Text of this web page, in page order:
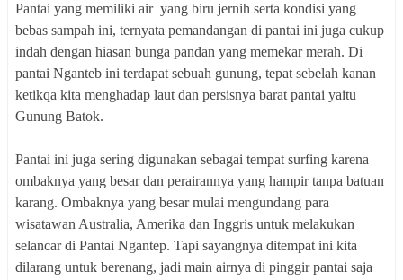
Pantai yang memiliki air yang biru jernih serta kondisi yang
bebas sampah ini, ternyata pemandangan di pantai ini juga cukup
indah dengan hiasan bunga pandan yang memekar merah. Di
pantai Nganteb ini terdapat sebuah gunung, tepat sebelah kanan
ketikqa kita menghadap laut dan persisnya barat pantai yaitu
Gunung Batok.
Pantai ini juga sering digunakan sebagai tempat surfing karena
ombaknya yang besar dan perairannya yang hampir tanpa batuan
karang. Ombaknya yang besar mulai mengundang para
wisatawan Australia, Amerika dan Inggris untuk melakukan
selancar di Pantai Ngantep. Tapi sayangnya ditempat ini kita
dilarang untuk berenang, jadi main airnya di pinggir pantai saja